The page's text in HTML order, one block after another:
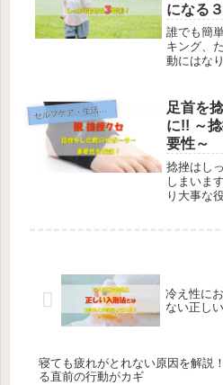
になる
誰でも簡
キング、
動にはな
待できま
で意識す
伝えしま
康＆美容じ
セ
ルフケア・生活改善
足首を
に!! ～
要性～
捻挫はし
しまいま
り大事な
冷え性に
ない正し
寝ても疲れがとれない原因を解説
る直前の行動がカギ